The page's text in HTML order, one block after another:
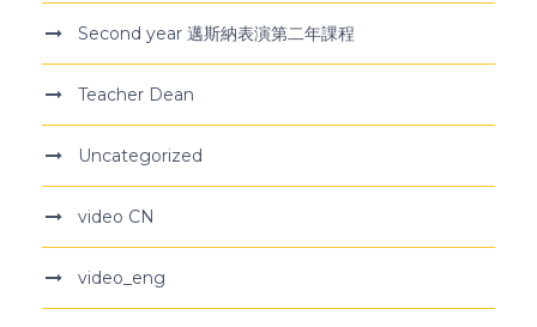
Second year 邁斯納表演第二年課程
Teacher Dean
Uncategorized
video CN
video_eng